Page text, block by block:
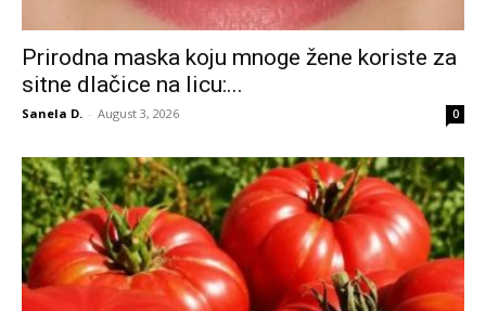
Prirodna maska koju mnoge žene koriste za
sitne dlačice na licu:...
Sanela D. - August 3, 2026 0